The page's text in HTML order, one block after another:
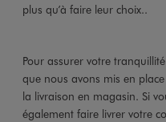
plus qu’à faire leur choix..
Pour assurer votre
que nous avons mis en
la livraison en magasin. Si
également faire livrer votre